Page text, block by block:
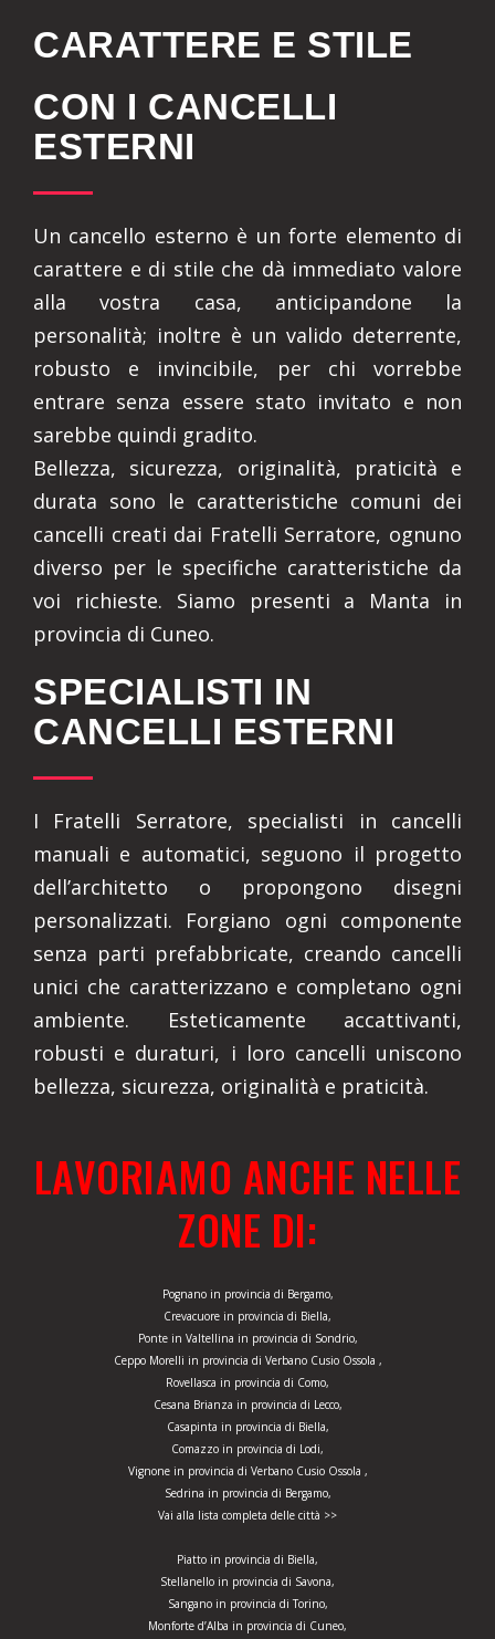
CARATTERE E STILE
CON I CANCELLI
ESTERNI
Un cancello esterno è un forte elemento di
carattere e di stile che dà immediato valore
alla vostra casa, anticipandone la
personalità; inoltre è un valido deterrente,
robusto e invincibile, per chi vorrebbe
entrare senza essere stato invitato e non
sarebbe quindi gradito.
Bellezza, sicurezza, originalità, praticità e
durata sono le caratteristiche comuni dei
cancelli creati dai Fratelli Serratore, ognuno
diverso per le specifiche caratteristiche da
voi richieste. Siamo presenti a Manta in
provincia di Cuneo.
SPECIALISTI IN
CANCELLI ESTERNI
I Fratelli Serratore, specialisti in cancelli
manuali e automatici, seguono il progetto
dell’architetto o propongono disegni
personalizzati. Forgiano ogni componente
senza parti prefabbricate, creando cancelli
unici che caratterizzano e completano ogni
ambiente. Esteticamente accattivanti,
robusti e duraturi, i loro cancelli uniscono
bellezza, sicurezza, originalità e praticità.
LAVORIAMO ANCHE NELLE
ZONE DI:
Pognano in provincia di Bergamo,
Crevacuore in provincia di Biella,
Ponte in Valtellina in provincia di Sondrio,
Ceppo Morelli in provincia di Verbano Cusio Ossola ,
Rovellasca in provincia di Como,
Cesana Brianza in provincia di Lecco,
Casapinta in provincia di Biella,
Comazzo in provincia di Lodi,
Vignone in provincia di Verbano Cusio Ossola ,
Sedrina in provincia di Bergamo,
Vai alla lista completa delle città >>
Piatto in provincia di Biella,
Stellanello in provincia di Savona,
Sangano in provincia di Torino,
Monforte d’Alba in provincia di Cuneo,